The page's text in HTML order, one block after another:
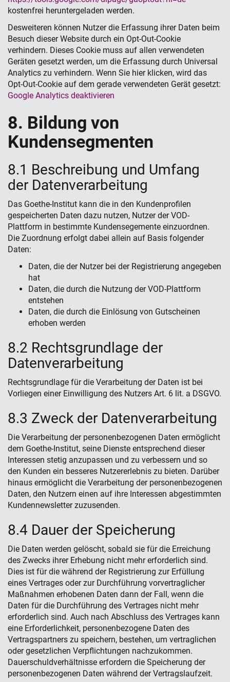
kostenfrei heruntergeladen werden.
Desweiteren können Nutzer die Erfassung ihrer Daten beim
Besuch dieser Website durch ein Opt-Out-Cookie
verhindern. Dieses Cookie muss auf allen verwendeten
Geräten gesetzt werden, um die Erfassung durch Universal
Analytics zu verhindern. Wenn Sie hier klicken, wird das
Opt-Out-Cookie auf dem gerade verwendeten Gerät gesetzt:
Google Analytics deaktivieren
8. Bildung von
Kundensegmenten
8.1 Beschreibung und Umfang
der Datenverarbeitung
Das Goethe-Institut kann die in den Kundenprofilen
gespeicherten Daten dazu nutzen, Nutzer der VOD-
Plattform in bestimmte Kundensegemente einzuordnen.
Die Zuordnung erfolgt dabei allein auf Basis folgender
Daten:
Daten, die der Nutzer bei der Registrierung angegeben
hat
Daten, die durch die Nutzung der VOD-Plattform
entstehen
Daten, die durch die Einlösung von Gutscheinen
erhoben werden
8.2 Rechtsgrundlage der
Datenverarbeitung
Rechtsgrundlage für die Verarbeitung der Daten ist bei
Vorliegen einer Einwilligung des Nutzers Art. 6 lit. a DSGVO.
8.3 Zweck der Datenverarbeitung
Die Verarbeitung der personenbezogenen Daten ermöglicht
dem Goethe-Institut, seine Dienste entsprechend dieser
Interessen stetig anzupassen und zu verbessern und so
den Kunden ein besseres Nutzererlebnis zu bieten. Darüber
hinaus ermöglicht die Verarbeitung der personenbezogenen
Daten, den Nutzern einen auf ihre Interessen abgestimmten
Kundennewsletter zuzusenden.
8.4 Dauer der Speicherung
Die Daten werden gelöscht, sobald sie für die Erreichung
des Zwecks ihrer Erhebung nicht mehr erforderlich sind.
Dies ist für die während der Registrierung zur Erfüllung
eines Vertrages oder zur Durchführung vorvertraglicher
Maßnahmen erhobenen Daten dann der Fall, wenn die
Daten für die Durchführung des Vertrages nicht mehr
erforderlich sind. Auch nach Abschluss des Vertrages kann
eine Erforderlichkeit, personenbezogene Daten des
Vertragspartners zu speichern, bestehen, um vertraglichen
oder gesetzlichen Verpflichtungen nachzukommen.
Dauerschuldverhältnisse erfordern die Speicherung der
personenbezogenen Daten während der Vertragslaufzeit.